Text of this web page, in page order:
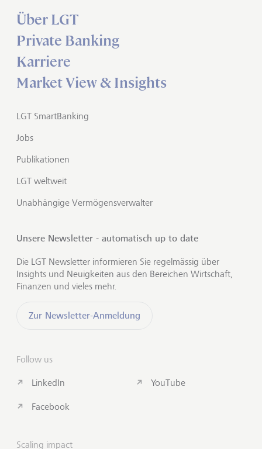
Über LGT
Private Banking
Karriere
Market View & Insights
LGT SmartBanking
Jobs
Publikationen
LGT weltweit
Unabhängige Vermögensverwalter
Unsere Newsletter - automatisch up to date
Die LGT Newsletter informieren Sie regelmässig über
Insights und Neuigkeiten aus den Bereichen Wirtschaft,
Finanzen und vieles mehr.
Zur Newsletter-Anmeldung
Follow us
LinkedIn
Facebook
YouTube
Scaling impact